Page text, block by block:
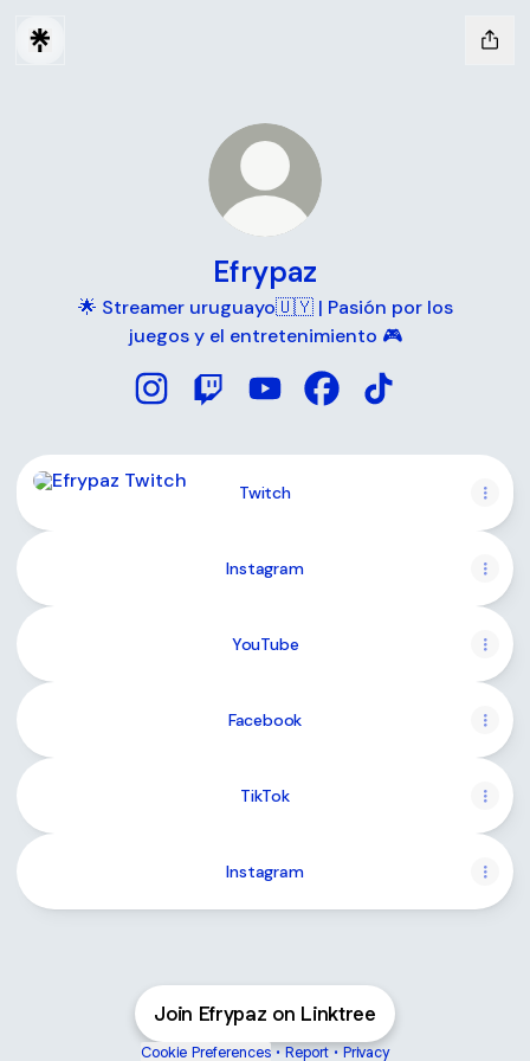
Efrypaz
🌟 Streamer uruguayo🇺🇾 | Pasión por los
juegos y el entretenimiento 🎮
Twitch
Twitch
Instagram
YouTube
Facebook
TikTok
Instagram
Join Efrypaz on Linktree
Cookie Preferences • Report • Privacy